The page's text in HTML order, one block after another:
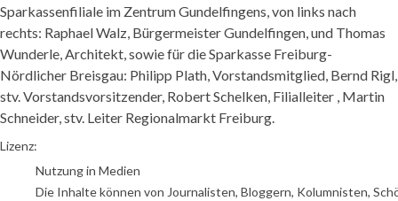
Sparkassenfiliale im Zentrum Gundelfingens, von links nach
rechts: Raphael Walz, Bürgermeister Gundelfingen, und Thomas
Wunderle, Architekt, sowie für die Sparkasse Freiburg-
Nördlicher Breisgau: Philipp Plath, Vorstandsmitglied, Bernd Rigl,
stv. Vorstandsvorsitzender, Robert Schelken, Filialleiter , Martin
Schneider, stv. Leiter Regionalmarkt Freiburg.
Patrick Kunkel
Lizenz:
Nutzung in Medien
Die Inhalte können von Journalisten, Bloggern, Kolumnisten,